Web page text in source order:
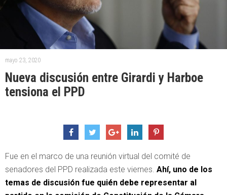
mayo 23, 2020
Nueva discusión entre Girardi y Harboe
tensiona el PPD
Fue en el marco de una reunión virtual del comité de
senadores del PPD realizada este viernes. Ahí, uno de los
temas de discusión fue quién debe representar al